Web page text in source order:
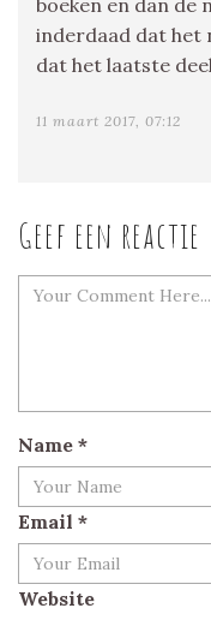
boeken en dan de
inderdaad dat het
dat het laatste
11 maart 2017, 07:12
Geef een reactie
Name *
Email *
Website